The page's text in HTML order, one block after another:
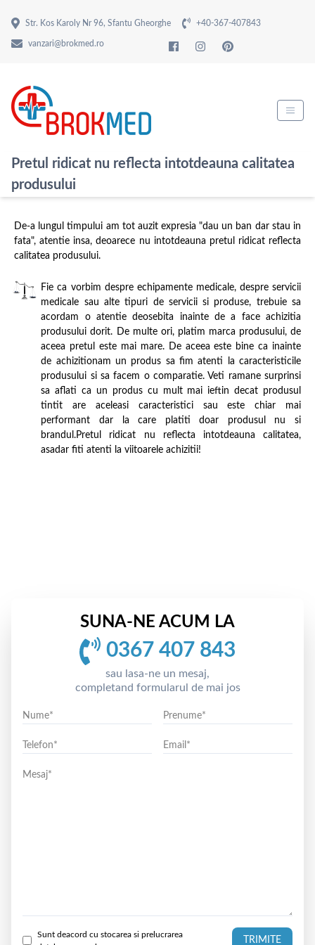
Str. Kos Karoly Nr 96, Sfantu Gheorghe +40-367-407843
vanzari@brokmed.ro
Pretul ridicat nu reflecta intotdeauna calitatea
produsului
De-a lungul timpului am tot auzit expresia "dau un ban dar stau in
fata", atentie insa, deoarece nu intotdeauna pretul ridicat reflecta
calitatea produsului.
Fie ca vorbim despre echipamente medicale, despre servicii
medicale sau alte tipuri de servicii si produse, trebuie sa
acordam o atentie deosebita inainte de a face achizitia
produsului dorit. De multe ori, platim marca produsului, de
aceea pretul este mai mare. De aceea este bine ca inainte
de achizitionam un produs sa fim atenti la caracteristicile
produsului si sa facem o comparatie. Veti ramane surprinsi
sa aflati ca un produs cu mult mai ieftin decat produsul
tintit are aceleasi caracteristici sau este chiar mai
performant dar la care platiti doar produsul nu si
brandul.Pretul ridicat nu reflecta intotdeauna calitatea,
asadar fiti atenti la viitoarele achizitii!
SUNA-NE ACUM LA
0367 407 843
sau lasa-ne un mesaj,
completand formularul de mai jos
Sunt deacord cu stocarea si prelucrarea
TRIMITE